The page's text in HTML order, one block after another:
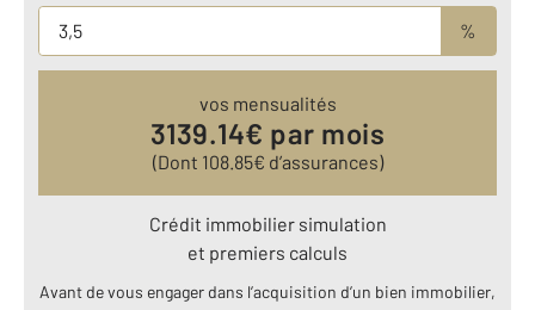
%
vos mensualités
3139.14€ par mois
(Dont 108.85€ d’assurances)
Crédit immobilier simulation
et premiers calculs
Avant de vous engager dans l’acquisition d’un bien immobilier,